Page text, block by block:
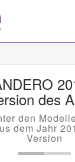
des
den
dem Jahr
Version